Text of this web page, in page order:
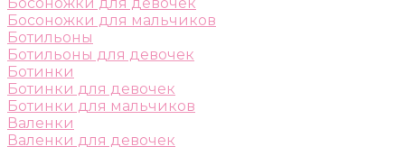
Босоножки для мальчиков
Ботильоны
Ботильоны для девочек
Ботинки
Ботинки для девочек
Ботинки для мальчиков
Валенки
Валенки для девочек